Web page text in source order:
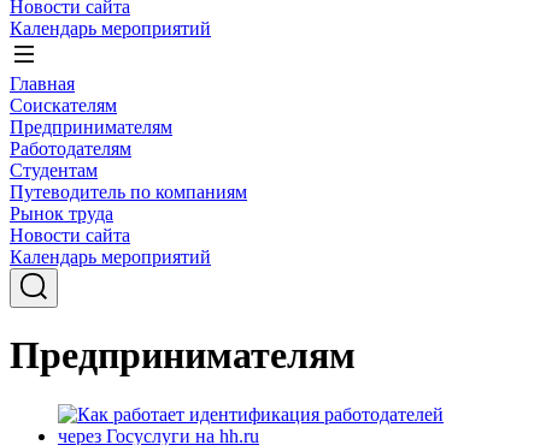
Новости сайта
Календарь мероприятий
Главная
Соискателям
Предпринимателям
Работодателям
Студентам
Путеводитель по компаниям
Рынок труда
Новости сайта
Календарь мероприятий
Предпринимателям